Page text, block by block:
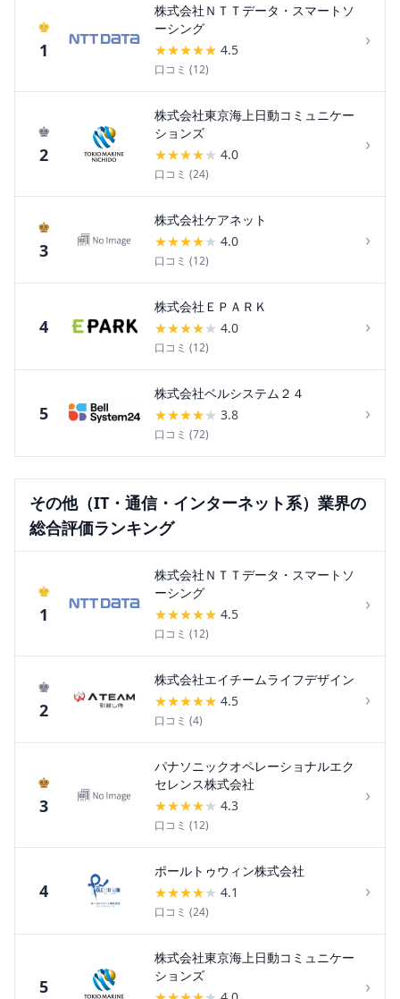
♚
1
株式会社ＮＴＴデータ・スマートソ
ーシング
★★★★★ 4.5
口コミ (12)
›
♚
2
株式会社東京海上日動コミュニケー
ションズ
★★★★★ 4.0
口コミ (24)
›
♚
3
株式会社ケアネット
★★★★★ 4.0
口コミ (12)
›
4
株式会社ＥＰＡＲＫ
★★★★★ 4.0
口コミ (12)
›
5
株式会社ベルシステム２４
★★★★★ 3.8
口コミ (72)
›
その他（IT・通信・インターネット系） 業界の
総合評価ランキング
♚
1
株式会社ＮＴＴデータ・スマートソ
ーシング
★★★★★ 4.5
口コミ (12)
›
♚
2
株式会社エイチームライフデザイン
★★★★★ 4.5
口コミ (4)
›
♚
3
パナソニックオペレーショナルエク
セレンス株式会社
★★★★★ 4.3
口コミ (12)
›
4
ポールトゥウィン株式会社
★★★★★ 4.1
口コミ (24)
›
5
株式会社東京海上日動コミュニケー
ションズ
›